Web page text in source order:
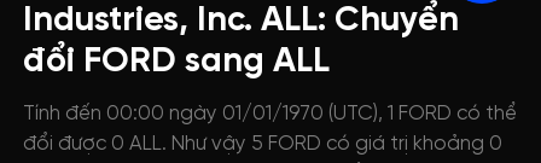
Industries, Inc. ALL: Chuyển
đổi FORD sang ALL
Tính đến 00:00 ngày 01/01/1970 (UTC), 1 FORD có thể
đổi được 0 ALL. Như vậy 5 FORD có giá trị khoảng 0